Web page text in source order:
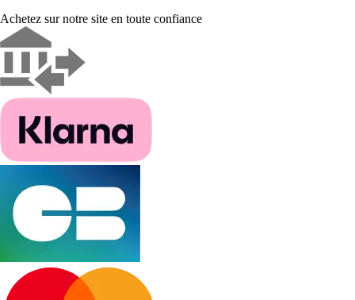
Achetez sur notre site en toute confiance